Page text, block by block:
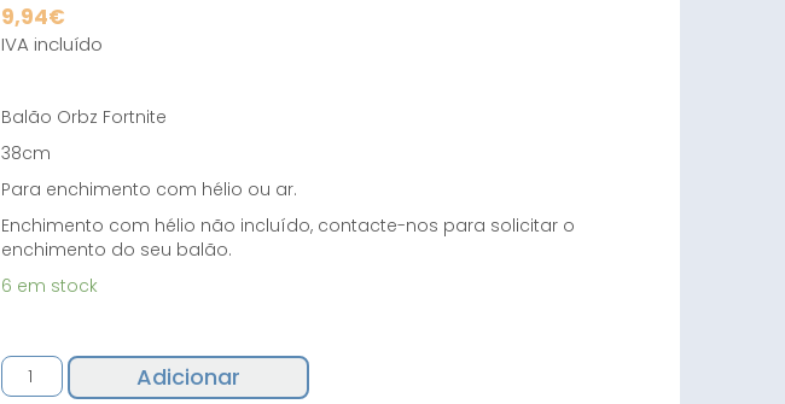
9,94€
IVA incluído
Balão Orbz Fortnite
38cm
Para enchimento com hélio ou ar.
Enchimento com hélio não incluído, contacte-nos para solicitar o
enchimento do seu balão.
6 em stock
Quantidade
de
Adicionar